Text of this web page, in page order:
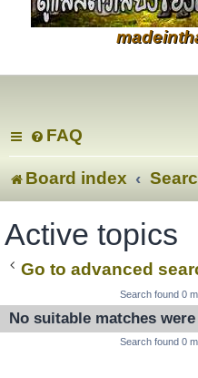
FAQ
Board index
Active topics
Go to advanced
Search found 0
No suitable matches
Search found 0